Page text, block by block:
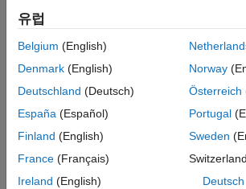
손상시킵니다. 재현이 가능하도록 난수 생
rng default
spikeSignal =
spks = 10:100:1990;
noisyLoopVoltage = openLoopVoltage
유럽
Belgium (English)
Denmark (English)
Deutschland (Deutsch)
España (Español)
Finland (English)
France (Français)
Ireland (English)
Norway
Österreich
Portugal
Sweden
Switzerland
Deutsch